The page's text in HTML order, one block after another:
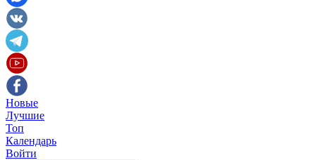
Новые
Лучшие
Топ
Календарь
Войти